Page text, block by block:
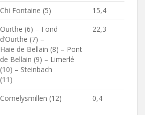
Chi Fontaine (5)
15,4
Ourthe (6) – Fond
d’Ourthe (7) –
Haie de Bellain (8) – Pont
de Bellain (9) – Limerlé
(10) – Steinbach
(11)
22,3
Cornelysmillen (12) 0,4